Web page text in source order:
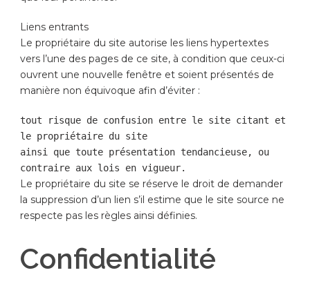
Liens entrants
Le propriétaire du site autorise les liens hypertextes
vers l’une des pages de ce site, à condition que ceux-ci
ouvrent une nouvelle fenêtre et soient présentés de
manière non équivoque afin d’éviter :
tout risque de confusion entre le site citant et
le propriétaire du site
ainsi que toute présentation tendancieuse, ou
contraire aux lois en vigueur.
Le propriétaire du site se réserve le droit de demander
la suppression d’un lien s’il estime que le site source ne
respecte pas les règles ainsi définies.
Confidentialité